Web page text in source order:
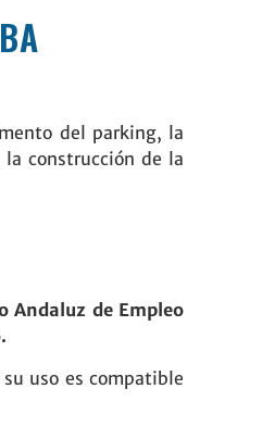
del parking, la
construcción de la
Andaluz de Empleo
uso es compatible